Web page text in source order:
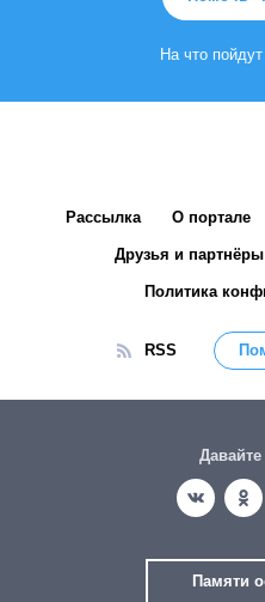
На что
Рассылка О портале
Друзья и партнёры
Политика
RSS
Памяти